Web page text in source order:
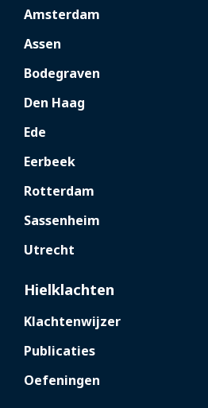
Amsterdam
Assen
Bodegraven
Den Haag
Ede
Eerbeek
Rotterdam
Sassenheim
Utrecht
Hielklachten
Klachtenwijzer
Publicaties
Oefeningen